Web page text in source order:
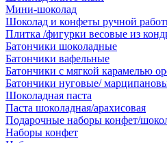
Мини-шоколад
Шоколад и конфеты ручной
Плитка /фигурки весовые из
Батончики шоколадные
Батончики вафельные
Батончики с мягкой карамелью
Батончики нуговые/
Шоколадная паста
Паста шоколадная/арахисовая
Подарочные наборы конфет/
Наборы конфет